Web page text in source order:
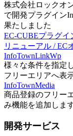
株式会社ロックオ
で開発プラグイン
果たしました
EC-CUBEプラグイ
リニューアル / EC
InfoTownLinkWp
様々な条件を指定
フリーエリアへ表
InfoTownMedia
商品登録のフリー
み機能を追加します
開発サービス